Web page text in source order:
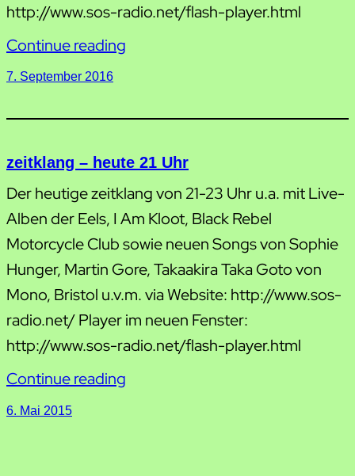
http://www.sos-radio.net/flash-player.html
Continue reading
7. September 2016
zeitklang – heute 21 Uhr
Der heutige zeitklang von 21-23 Uhr u.a. mit Live-
Alben der Eels, I Am Kloot, Black Rebel
Motorcycle Club sowie neuen Songs von Sophie
Hunger, Martin Gore, Takaakira Taka Goto von
Mono, Bristol u.v.m. via Website: http://www.sos-
radio.net/ Player im neuen Fenster:
http://www.sos-radio.net/flash-player.html
Continue reading
6. Mai 2015